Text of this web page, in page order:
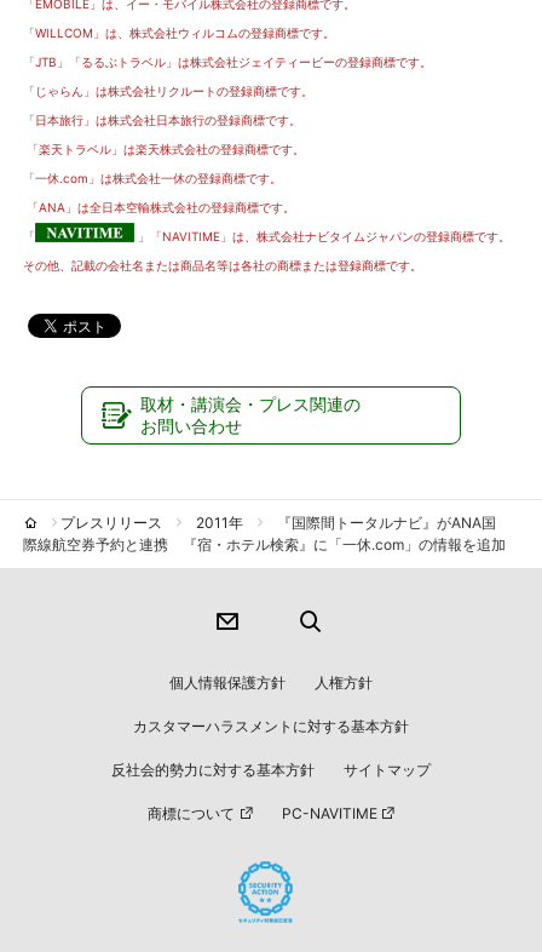
「EMOBILE」は、イー・モバイル株式会社の登録商標です。
「WILLCOM」は、株式会社ウィルコムの登録商標です。
「JTB」「るるぶトラベル」は株式会社ジェイティービーの登録商標です。
「じゃらん」は株式会社リクルートの登録商標です。
「日本旅行」は株式会社日本旅行の登録商標です。
「楽天トラベル」は楽天株式会社の登録商標です。
「一休.com」は株式会社一休の登録商標です。
「ANA」は全日本空輸株式会社の登録商標です。
「
」「NAVITIME」は、株式会社ナビタイムジャパンの登録商標です。
その他、記載の会社名または商品名等は各社の商標または登録商標です。
取材・講演会・プレス関連の
お問い合わせ
プレスリリース 2011年
『国際間トータルナビ』がANA国
際線航空券予約と連携 『宿・ホテル検索』に「一休.com」の情報を追加
個人情報保護方針 人権方針
カスタマーハラスメントに対する基本方針
反社会的勢力に対する基本方針 サイトマップ
商標について PC-NAVITIME